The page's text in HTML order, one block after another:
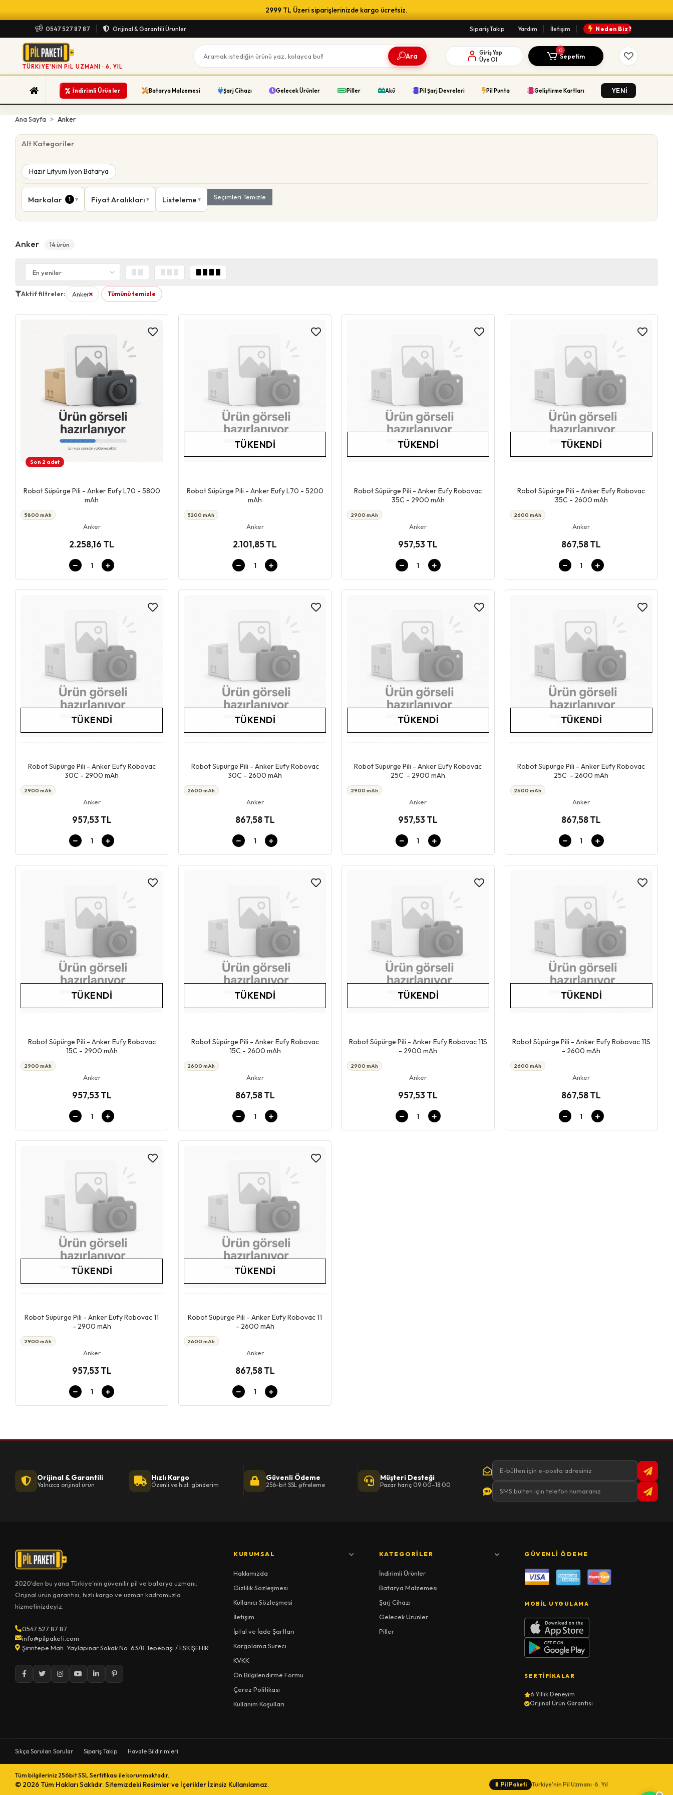
2999 TL Üzeri siparişlerinizde kargo ücretsiz.
0547 527 87 87 Orijinal & Garantili Ürünler Sipariş Takip Yardım İletişim Neden Biz?
TÜRKIYE'NIN PIL UZMANI · 6. YIL
Ara
Giriş Yap
Üye Ol
0
Sepetim
% İndirimli Ürünler Batarya Malzemesi Şarj Cihazı Gelecek Ürünler Piller Akü Pil Şarj Devreleri Pil Punta Geliştirme Kartları YENİ
Ana Sayfa Anker
Alt Kategoriler
Hazır Lityum İyon Batarya
Markalar 1 Fiyat Aralıkları Listeleme Seçimleri Temizle
Anker 14 ürün
Aktif filtreler: Anker
filtresini kaldırTümünü temizle
Son 2 adet
Robot Süpürge Pili - Anker Eufy L70 - 5800
mAh
5800 mAh
Anker
2.258,16 TL
TÜKENDI
Robot Süpürge Pili - Anker Eufy L70 - 5200
mAh
5200 mAh
Anker
2.101,85 TL
TÜKENDI
Robot Süpürge Pili - Anker Eufy Robovac
35C - 2900 mAh
2900 mAh
Anker
957,53 TL
TÜKENDI
Robot Süpürge Pili - Anker Eufy Robovac
35C - 2600 mAh
2600 mAh
Anker
867,58 TL
TÜKENDI
Robot Süpürge Pili - Anker Eufy Robovac
30C - 2900 mAh
2900 mAh
Anker
957,53 TL
TÜKENDI
Robot Süpürge Pili - Anker Eufy Robovac
30C - 2600 mAh
2600 mAh
Anker
867,58 TL
TÜKENDI
Robot Süpürge Pili - Anker Eufy Robovac
25C - 2900 mAh
2900 mAh
Anker
957,53 TL
TÜKENDI
Robot Süpürge Pili - Anker Eufy Robovac
25C - 2600 mAh
2600 mAh
Anker
867,58 TL
TÜKENDI
Robot Süpürge Pili - Anker Eufy Robovac
15C - 2900 mAh
2900 mAh
Anker
957,53 TL
TÜKENDI
Robot Süpürge Pili - Anker Eufy Robovac
15C - 2600 mAh
2600 mAh
Anker
867,58 TL
TÜKENDI
Robot Süpürge Pili - Anker Eufy Robovac 11S
- 2900 mAh
2900 mAh
Anker
957,53 TL
TÜKENDI
Robot Süpürge Pili - Anker Eufy Robovac 11S
- 2600 mAh
2600 mAh
Anker
867,58 TL
TÜKENDI
Robot Süpürge Pili - Anker Eufy Robovac 11
- 2900 mAh
2900 mAh
Anker
957,53 TL
TÜKENDI
Robot Süpürge Pili - Anker Eufy Robovac 11
- 2600 mAh
2600 mAh
Anker
867,58 TL
Orijinal & Garantili
Yalnızca orijinal ürün
Hızlı Kargo
Özenli ve hızlı gönderim
Güvenli Ödeme
256-bit SSL şifreleme
Müşteri Desteği
Pazar hariç 09:00–18:00
2020'den bu yana Türkiye'nin güvenilir pil ve batarya uzmanı.
Orijinal ürün garantisi, hızlı kargo ve uzman kadromuzla
hizmetinizdeyiz.
0547 527 87 87
info@pilpaketi.com
Şirintepe Mah. Yaylapınar Sokak No: 63/B Tepebaşı / ESKİŞEHİR
KURUMSAL
Hakkımızda
Gizlilik Sözleşmesi
Kullanıcı Sözleşmesi
İletişim
İptal ve İade Şartları
Kargolama Süreci
KVKK
Ön Bilgilendirme Formu
Çerez Politikası
Kullanım Koşulları
KATEGORILER
İndirimli Ürünler
Batarya Malzemesi
Şarj Cihazı
Gelecek Ürünler
Piller
GÜVENLI ÖDEME
MOBIL UYGULAMA
SERTIFIKALAR
6 Yıllık Deneyim
Orijinal Ürün Garantisi
Sıkça Sorulan Sorular Sipariş Takip Havale Bildirimleri
Tüm bilgileriniz 256bit SSL Sertifikası ile korunmaktadır.
© 2026 Tüm Hakları Saklıdır. Sitemizdeki Resimler ve İçerikler İzinsiz Kullanılamaz. 🔋 Pil Paketi Türkiye'nin Pil Uzmanı · 6. Yıl